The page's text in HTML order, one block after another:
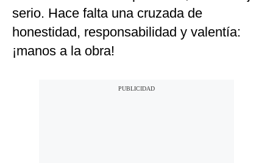
serio. Hace falta una cruzada de
honestidad, responsabilidad y valentía:
¡manos a la obra!